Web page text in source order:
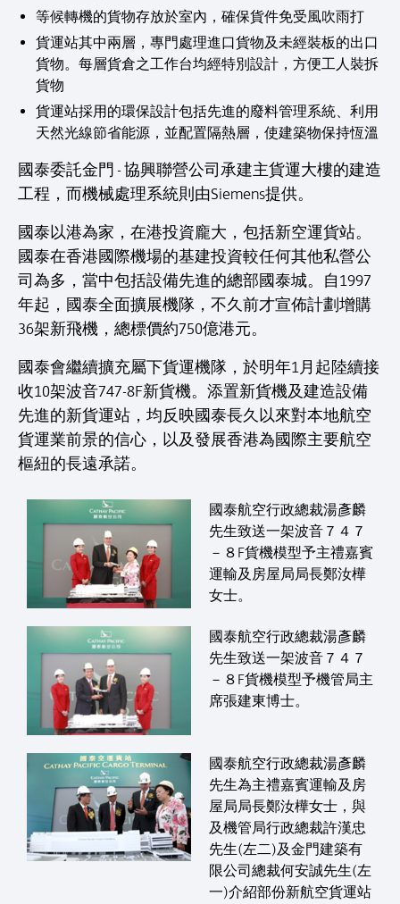
等候轉機的貨物存放於室內，確保貨件免受風吹雨打
貨運站其中兩層，專門處理進口貨物及未經裝板的出口
貨物。每層貨倉之工作台均經特別設計，方便工人裝拆
貨物
貨運站採用的環保設計包括先進的廢料管理系統、利用
天然光線節省能源，並配置隔熱層，使建築物保持恆溫
國泰委託金門 - 協興聯營公司承建主貨運大樓的建造
工程，而機械處理系統則由Siemens提供。
國泰以港為家，在港投資龐大，包括新空運貨站。
國泰在香港國際機場的基建投資較任何其他私營公
司為多，當中包括設備先進的總部國泰城。自1997
年起，國泰全面擴展機隊，不久前才宣佈計劃增購
36架新飛機，總標價約750億港元。
國泰會繼續擴充屬下貨運機隊，於明年1月起陸續接
收10架波音747-8F新貨機。添置新貨機及建造設備
先進的新貨運站，均反映國泰長久以來對本地航空
貨運業前景的信心，以及發展香港為國際主要航空
樞紐的長遠承諾。
國泰航空行政總裁湯彥麟
先生致送一架波音７４７
－８F貨機模型予主禮嘉賓
運輸及房屋局局長鄭汝樺
女士。
國泰航空行政總裁湯彥麟
先生致送一架波音７４７
－８F貨機模型予機管局主
席張建東博士。
國泰航空行政總裁湯彥麟
先生為主禮嘉賓運輸及房
屋局局長鄭汝樺女士，與
及機管局行政總裁許漢忠
先生(左二)及金門建築有
限公司總裁何安誠先生(左
一)介紹部份新航空貨運站